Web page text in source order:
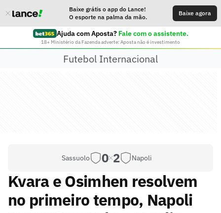
Baixe grátis o app do Lance!
O esporte na palma da mão.
Baixe agora
Ajuda com Aposta? Fale com o assistente.
18+ Ministério da Fazenda adverte: Aposta não é investimento
Futebol Internacional
Sassuolo 0 2 Napoli
Kvara e Osimhen resolvem
no primeiro tempo, Napoli